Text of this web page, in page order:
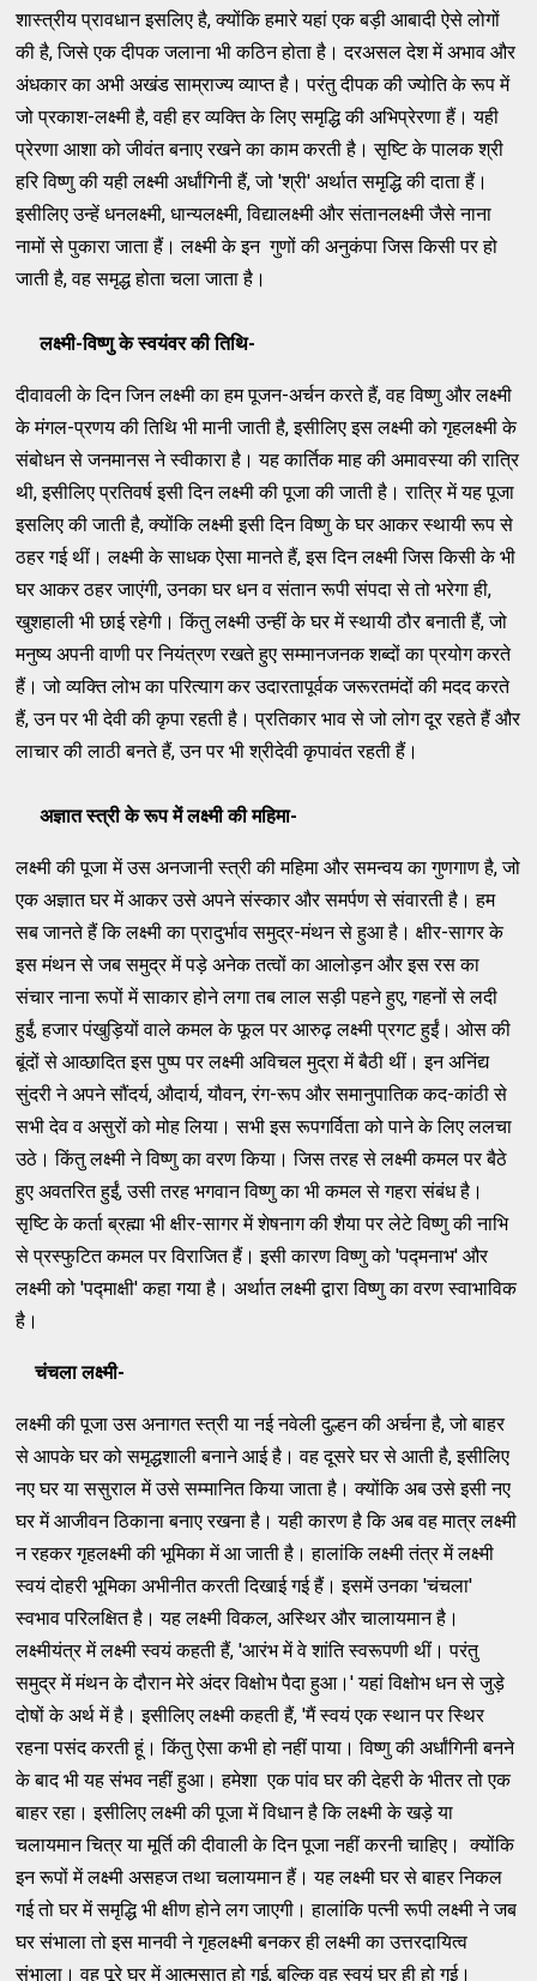
शास्त्रीय प्रावधान इसलिए है, क्योंकि हमारे यहां एक बड़ी आबादी ऐसे लोगों
की है, जिसे एक दीपक जलाना भी कठिन होता है। दरअसल देश में अभाव और
अंधकार का अभी अखंड साम्राज्य व्याप्त है। परंतु दीपक की ज्योति के रूप में
जो प्रकाश-लक्ष्मी है, वही हर व्यक्ति के लिए समृद्धि की अभिप्रेरणा हैं। यही
प्रेरणा आशा को जीवंत बनाए रखने का काम करती है। सृष्टि के पालक श्री
हरि विष्णु की यही लक्ष्मी अर्धांगिनी हैं, जो 'श्री' अर्थात समृद्धि की दाता हैं।
इसीलिए उन्हें धनलक्ष्मी, धान्यलक्ष्मी, विद्यालक्ष्मी और संतानलक्ष्मी जैसे नाना
नामों से पुकारा जाता हैं। लक्ष्मी के इन गुणों की अनुकंपा जिस किसी पर हो
जाती है, वह समृद्ध होता चला जाता है।
लक्ष्मी-विष्णु के स्वयंवर की तिथि-
दीवावली के दिन जिन लक्ष्मी का हम पूजन-अर्चन करते हैं, वह विष्णु और लक्ष्मी
के मंगल-प्रणय की तिथि भी मानी जाती है, इसीलिए इस लक्ष्मी को गृहलक्ष्मी के
संबोधन से जनमानस ने स्वीकारा है। यह कार्तिक माह की अमावस्या की रात्रि
थी, इसीलिए प्रतिवर्ष इसी दिन लक्ष्मी की पूजा की जाती है। रात्रि में यह पूजा
इसलिए की जाती है, क्योंकि लक्ष्मी इसी दिन विष्णु के घर आकर स्थायी रूप से
ठहर गई थीं। लक्ष्मी के साधक ऐसा मानते हैं, इस दिन लक्ष्मी जिस किसी के भी
घर आकर ठहर जाएंगी, उनका घर धन व संतान रूपी संपदा से तो भरेगा ही,
खुशहाली भी छाई रहेगी। किंतु लक्ष्मी उन्हीं के घर में स्थायी ठौर बनाती हैं, जो
मनुष्य अपनी वाणी पर नियंत्रण रखते हुए सम्मानजनक शब्दों का प्रयोग करते
हैं। जो व्यक्ति लोभ का परित्याग कर उदारतापूर्वक जरूरतमंदों की मदद करते
हैं, उन पर भी देवी की कृपा रहती है। प्रतिकार भाव से जो लोग दूर रहते हैं और
लाचार की लाठी बनते हैं, उन पर भी श्रीदेवी कृपावंत रहती हैं।
अज्ञात स्त्री के रूप में लक्ष्मी की महिमा-
लक्ष्मी की पूजा में उस अनजानी स्त्री की महिमा और समन्वय का गुणगाण है, जो
एक अज्ञात घर में आकर उसे अपने संस्कार और समर्पण से संवारती है। हम
सब जानते हैं कि लक्ष्मी का प्रादुर्भाव समुद्र-मंथन से हुआ है। क्षीर-सागर के
इस मंथन से जब समुद्र में पड़े अनेक तत्वों का आलोड़न और इस रस का
संचार नाना रूपों में साकार होने लगा तब लाल सड़ी पहने हुए, गहनों से लदी
हुईं, हजार पंखुड़ियों वाले कमल के फूल पर आरुढ़ लक्ष्मी प्रगट हुईं। ओस की
बूंदों से आव्छादित इस पुष्प पर लक्ष्मी अविचल मुद्रा में बैठी थीं। इन अनिंद्य
सुंदरी ने अपने सौंदर्य, औदार्य, यौवन, रंग-रूप और समानुपातिक कद-कांठी से
सभी देव व असुरों को मोह लिया। सभी इस रूपगर्विता को पाने के लिए ललचा
उठे। किंतु लक्ष्मी ने विष्णु का वरण किया। जिस तरह से लक्ष्मी कमल पर बैठे
हुए अवतरित हुईं, उसी तरह भगवान विष्णु का भी कमल से गहरा संबंध है।
सृष्टि के कर्ता ब्रह्मा भी क्षीर-सागर में शेषनाग की शैया पर लेटे विष्णु की नाभि
से प्रस्फुटित कमल पर विराजित हैं। इसी कारण विष्णु को 'पद्मनाभ' और
लक्ष्मी को 'पद्माक्षी' कहा गया है। अर्थात लक्ष्मी द्वारा विष्णु का वरण स्वाभाविक
है।
चंचला लक्ष्मी-
लक्ष्मी की पूजा उस अनागत स्त्री या नई नवेली दुल्हन की अर्चना है, जो बाहर
से आपके घर को समृद्धशाली बनाने आई है। वह दूसरे घर से आती है, इसीलिए
नए घर या ससुराल में उसे सम्मानित किया जाता है। क्योंकि अब उसे इसी नए
घर में आजीवन ठिकाना बनाए रखना है। यही कारण है कि अब वह मात्र लक्ष्मी
न रहकर गृहलक्ष्मी की भूमिका में आ जाती है। हालांकि लक्ष्मी तंत्र में लक्ष्मी
स्वयं दोहरी भूमिका अभीनीत करती दिखाई गई हैं। इसमें उनका 'चंचला'
स्वभाव परिलक्षित है। यह लक्ष्मी विकल, अस्थिर और चालायमान है।
लक्ष्मीयंत्र में लक्ष्मी स्वयं कहती हैं, 'आरंभ में वे शांति स्वरूपणी थीं। परंतु
समुद्र में मंथन के दौरान मेरे अंदर विक्षोभ पैदा हुआ।' यहां विक्षोभ धन से जुड़े
दोषों के अर्थ में है। इसीलिए लक्ष्मी कहती हैं, 'मैं स्वयं एक स्थान पर स्थिर
रहना पसंद करती हूं। किंतु ऐसा कभी हो नहीं पाया। विष्णु की अर्धांगिनी बनने
के बाद भी यह संभव नहीं हुआ। हमेशा एक पांव घर की देहरी के भीतर तो एक
बाहर रहा। इसीलिए लक्ष्मी की पूजा में विधान है कि लक्ष्मी के खड़े या
चलायमान चित्र या मूर्ति की दीवाली के दिन पूजा नहीं करनी चाहिए। क्योंकि
इन रूपों में लक्ष्मी असहज तथा चलायमान हैं। यह लक्ष्मी घर से बाहर निकल
गई तो घर में समृद्धि भी क्षीण होने लग जाएगी। हालांकि पत्नी रूपी लक्ष्मी ने जब
घर संभाला तो इस मानवी ने गृहलक्ष्मी बनकर ही लक्ष्मी का उत्तरदायित्व
संभाला। वह पूरे घर में आत्मसात हो गई, बल्कि वह स्वयं घर ही हो गई।